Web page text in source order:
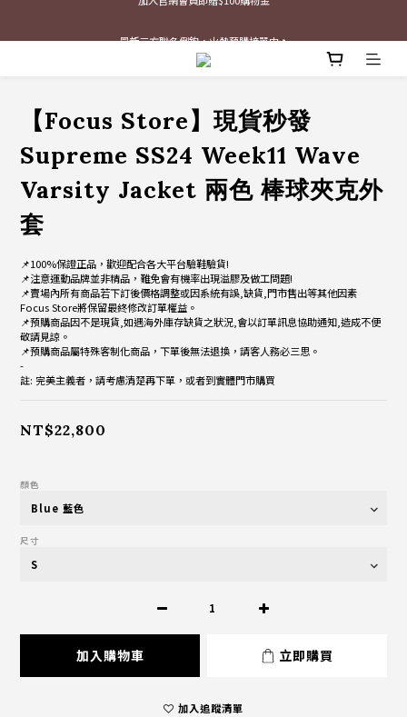
【Focus Store】現貨秒發
Supreme SS24 Week11 Wave
Varsity Jacket 兩色 棒球夾克外
套
📌100%保證正品，歡迎配合各大平台驗鞋驗貨!
📌注意運動品牌並非精品，難免會有機率出現溢膠及做工問題!
📌賣場內所有商品若下訂後價格調整或因系統有誤,缺貨,門市售出等其他因素
Focus Store將保留最終修改訂單權益。
📌預購商品因不是現貨,如遇海外庫存缺貨之狀況,會以訂單訊息協助通知,造成不便
敬請見諒。
📌預購商品屬特殊客制化商品，下單後無法退換，請客人務必三思。
-
註: 完美主義者，請考慮清楚再下單，或者到實體門市購買
NT$22,800
顏色
尺寸
加入購物車 立即購買
加入追蹤清單